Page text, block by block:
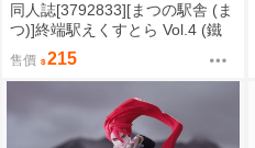
同人誌[3792833][まつの駅舎 (ま
つ)]終端駅えくすとら Vol.4 (鐵
售價 215